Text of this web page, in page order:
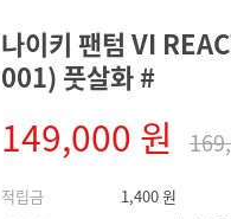
나이키 팬텀 VI
001) 풋살화 #
149,000 원
적립금
1,400 원